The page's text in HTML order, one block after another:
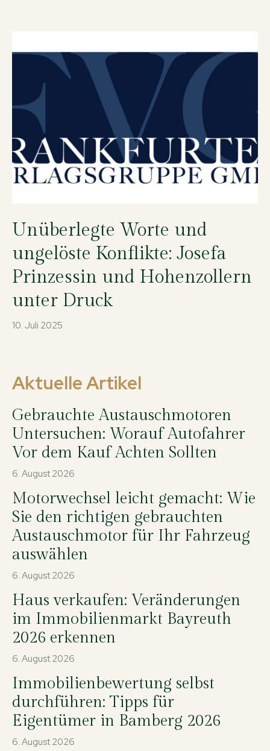
Unüberlegte Worte und
ungelöste Konflikte: Josefa
Prinzessin und Hohenzollern
unter Druck
10. Juli 2025
Aktuelle Artikel
Gebrauchte Austauschmotoren
Untersuchen: Worauf Autofahrer
Vor dem Kauf Achten Sollten
6. August 2026
Motorwechsel leicht gemacht: Wie
Sie den richtigen gebrauchten
Austauschmotor für Ihr Fahrzeug
auswählen
6. August 2026
Haus verkaufen: Veränderungen
im Immobilienmarkt Bayreuth
2026 erkennen
6. August 2026
Immobilienbewertung selbst
durchführen: Tipps für
Eigentümer in Bamberg 2026
6. August 2026